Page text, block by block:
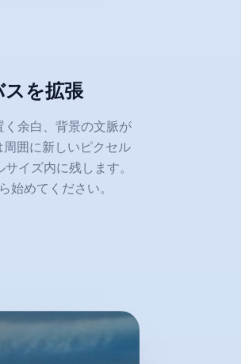
を拡張
余白、背景の文脈が
囲に新しいピクセル
イズ内に残します。
始めてください。